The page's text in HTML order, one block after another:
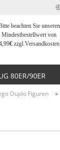
beachten Sie unseren
Mindestbestellwert von
€zzgl.Versandkosten
80ER/90ER
Duplo Figuren »